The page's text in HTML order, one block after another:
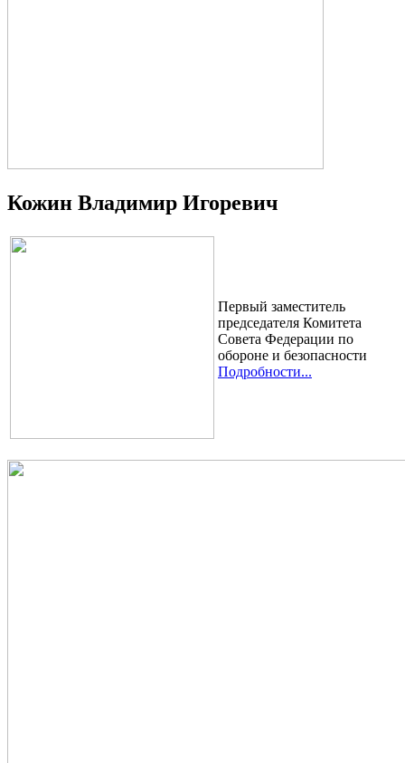
Кожин Владимир Игоревич
Первый заместитель
председателя Комитета
Совета Федерации по
обороне и безопасности
Подробности...